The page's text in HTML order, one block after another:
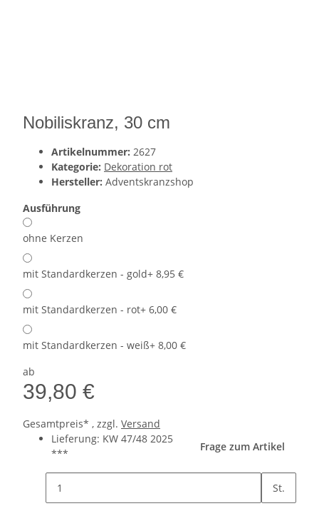
Nobiliskranz, 30 cm
Artikelnummer: 2627
Kategorie: Dekoration rot
Hersteller: Adventskranzshop
Ausführung
ohne Kerzen
mit Standardkerzen - gold+ 8,95 €
mit Standardkerzen - rot+ 6,00 €
mit Standardkerzen - weiß+ 8,00 €
ab
39,80 €
Gesamtpreis* , zzgl. Versand
Lieferung: KW 47/48 2025
***
Frage zum Artikel
St.